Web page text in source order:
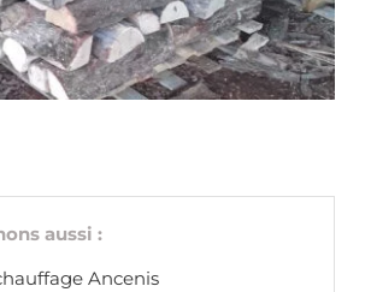
aussi :
Ancenis